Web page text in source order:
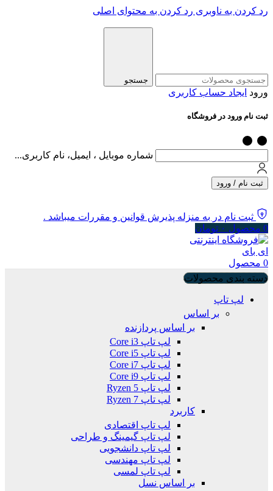
رد کردن به ناوبری رد کردن به محتوای اصلی
جستجو
ورود ایجاد حساب کاربری
ثبت نام ورود در فروشگاه
شماره موبایل ، ایمیل، نام کاربری...
ثبت نام / ورود
ثبت نام در به منزله پذیرش قوانین و مقررات میباشد .
0 محصول ۰ تومان
0 محصول
دسته بندی محصولات
لپ تاپ
بر اساس
بر اساس پردازنده
لپ تاپ Core i3
لپ تاپ Core i5
لپ تاپ Core i7
لپ تاپ Core i9
لپ تاپ Ryzen 5
لپ تاپ Ryzen 7
کاربرد
لپ تاپ اقتصادی
لپ تاپ گیمینگ و طراحی
لپ تاپ دانشجویی
لپ تاپ مهندسی
لپ تاپ لمسی
بر اساس نسل